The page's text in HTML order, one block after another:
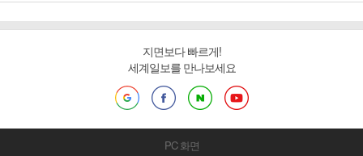
지면보다 빠르게!
세계일보를 만나보세요
PC 화면